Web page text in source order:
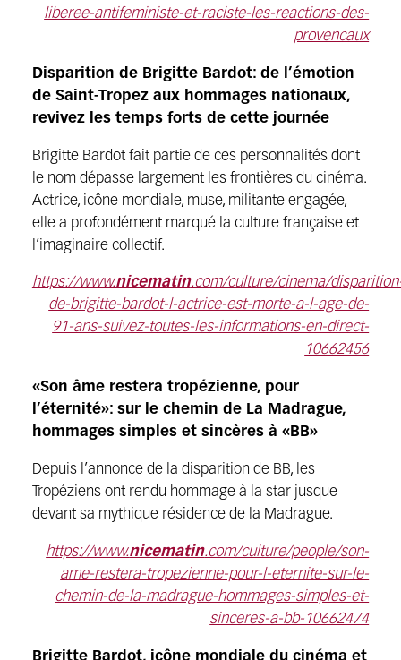
liberee-antifeministe-et-raciste-les-reactions-des-
provencaux
Disparition de Brigitte Bardot: de l’émotion
de Saint-Tropez aux hommages nationaux,
revivez les temps forts de cette journée
Brigitte Bardot fait partie de ces personnalités dont
le nom dépasse largement les frontières du cinéma.
Actrice, icône mondiale, muse, militante engagée,
elle a profondément marqué la culture française et
l’imaginaire collectif.
https://www.nicematin.com/culture/cinema/
de-brigitte-bardot-l-actrice-est-morte-a-l-age-de-
91-ans-suivez-toutes-les-informations-en-direct-
10662456
«Son âme restera tropézienne, pour
l’éternité»: sur le chemin de La Madrague,
hommages simples et sincères à «BB»
Depuis l’annonce de la disparition de BB, les
Tropéziens ont rendu hommage à la star jusque
devant sa mythique résidence de la Madrague.
https://www.nicematin.com/culture/people/son-
ame-restera-tropezienne-pour-l-eternite-sur-le-
chemin-de-la-madrague-hommages-simples-et-
sinceres-a-bb-10662474
Brigitte Bardot, icône mondiale du cinéma et